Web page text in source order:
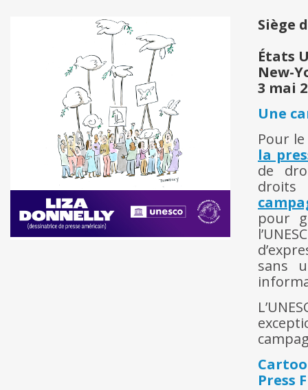
Siège
États
New-
3 mai
Une
Pour
la
de
droits
pour
sans
Press